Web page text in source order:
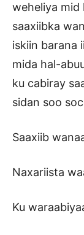
weheliya mid
saaxiibka
iskiin barana
mida hal-
ku cabiray
sidan soo
Saaxiib
Naxariista
Ku